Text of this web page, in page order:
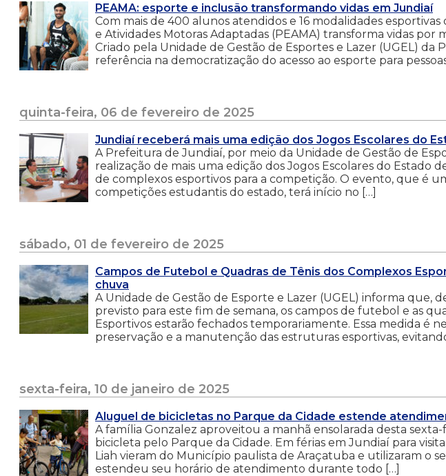
PEAMA: esporte e inclusão transformando vidas em Jundiaí
Com mais de 400 alunos atendidos e 16 modalidades
e Atividades Motoras Adaptadas (PEAMA) transforma vidas por
Criado pela Unidade de Gestão de Esportes e Lazer (UGEL) da
referência na democratização do acesso ao esporte para
quinta-feira, 06 de fevereiro de 2025
Jundiaí receberá mais uma edição dos Jogos Escolares do
A Prefeitura de Jundiaí, por meio da Unidade de Gestão de
realização de mais uma edição dos Jogos Escolares do Estado
de complexos esportivos para a competição. O evento, que é
competições estudantis do estado, terá início no […]
sábado, 01 de fevereiro de 2025
Campos de Futebol e Quadras de Tênis dos Complexos
chuva
A Unidade de Gestão de Esporte e Lazer (UGEL) informa que,
previsto para este fim de semana, os campos de futebol e as
Esportivos estarão fechados temporariamente. Essa medida é
preservação e a manutenção das estruturas esportivas,
sexta-feira, 10 de janeiro de 2025
Aluguel de bicicletas no Parque da Cidade estende
A família Gonzalez aproveitou a manhã ensolarada desta sexta-
bicicleta pelo Parque da Cidade. Em férias em Jundiaí para
Liah vieram do Município paulista de Araçatuba e utilizaram o
estendeu seu horário de atendimento durante todo […]